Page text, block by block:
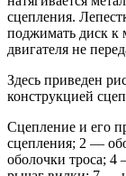
сцепления.
поджимать диск к
двигателя не
Здесь приведен
конструкцией
Сцепление и его
сцепления; 2 —
оболочки троса;